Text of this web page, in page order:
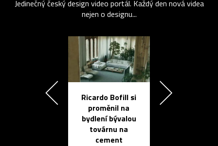
Jedinečný český design video portál. Každý den nová videa
nejen o designu...
Ricardo Bofill si
proměnil na
bydlení bývalou
továrnu na
cement